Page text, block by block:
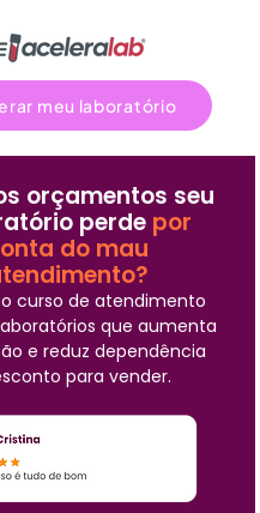
meu laboratório
orçamentos seu
perde por
do mau
curso de atendimento
que aumenta
e reduz dependência
para vender.